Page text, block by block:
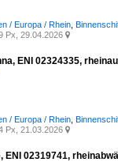
/ Europa / Rhein
Px, 29.04.2026 
ENI 02324335,
/ Europa / Rhein
Px, 21.03.2026 
ENI 02319741,